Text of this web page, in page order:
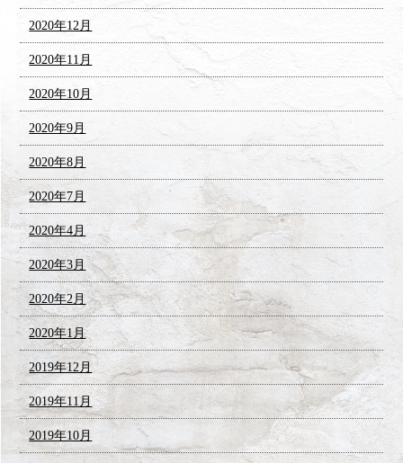
2020年12月
2020年11月
2020年10月
2020年9月
2020年8月
2020年7月
2020年4月
2020年3月
2020年2月
2020年1月
2019年12月
2019年11月
2019年10月